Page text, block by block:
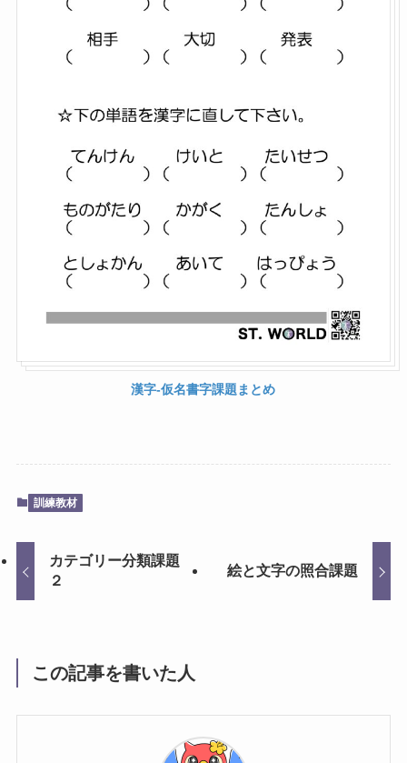
漢字-仮名書字課題まとめ
訓練教材
カテゴリー分類課題
２
絵と文字の照合課題
この記事を書いた人